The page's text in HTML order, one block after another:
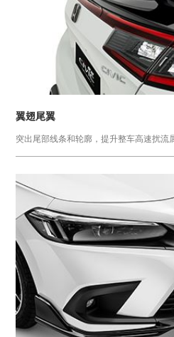
翼翅尾翼
突出尾部线条和轮廓，提升整车高速扰流